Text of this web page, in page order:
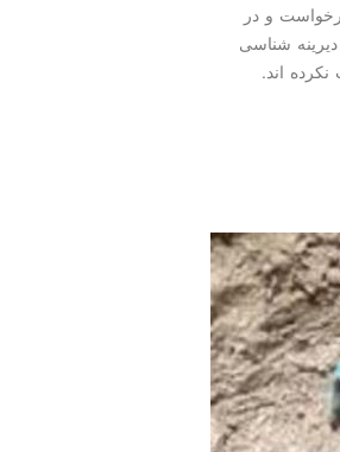
از رسیدن این دو درخواست و در
شناسی
اند.